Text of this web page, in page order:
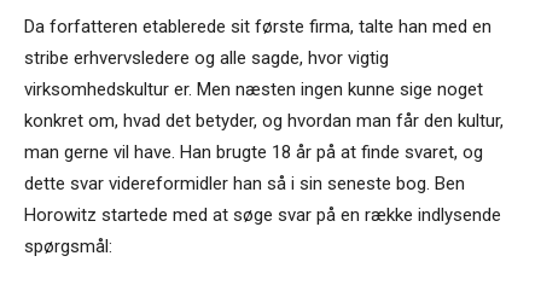
Da forfatteren etablerede sit første firma, talte han med en
stribe erhvervsledere og alle sagde, hvor vigtig
virksomhedskultur er. Men næsten ingen kunne sige noget
konkret om, hvad det betyder, og hvordan man får den kultur,
man gerne vil have. Han brugte 18 år på at finde svaret, og
dette svar videreformidler han så i sin seneste bog. Ben
Horowitz startede med at søge svar på en række indlysende
spørgsmål: